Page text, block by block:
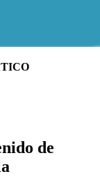
de